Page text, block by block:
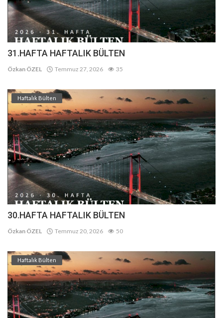
31.HAFTA HAFTALIK BÜLTEN
Özkan ÖZEL Temmuz 27, 2026 35
Haftalık Bülten
30.HAFTA HAFTALIK BÜLTEN
Özkan ÖZEL Temmuz 20, 2026 50
Haftalık Bülten